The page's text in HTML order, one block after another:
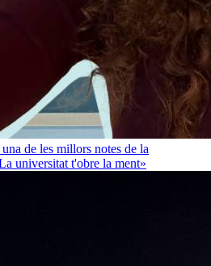
de les millors notes de la
universitat t'obre la ment»